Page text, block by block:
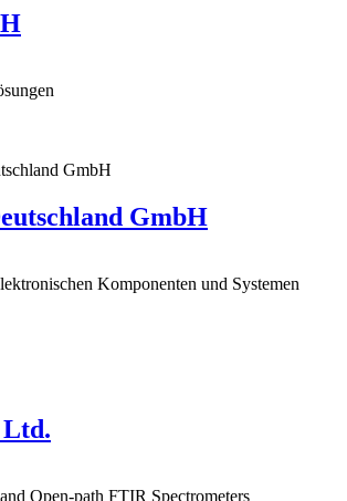
GmbH
Komponenten und Systemen
Ltd.
Open-path FTIR Spectrometers